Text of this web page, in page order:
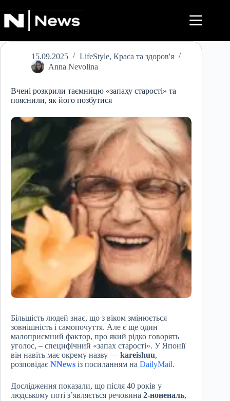
до
вмісту
15.09.2025 LifeStyle, Краса та здоров'я
Anna Nevolina
Вчені розкрили таємницю «запаху старості» та
пояснили, як його позбутися
Більшість людей знає, що з віком змінюється
зовнішність і самопочуття. Але є ще один
малоприємний фактор, про який рідко говорять
уголос, – специфічний «запах старості». У Японії
він навіть має окрему назву — kareishuu,
розповідає NNews із посиланням на DailyMail.
Дослідження показали, що після 40 років у
людському поті з’являється речовина 2-ноненаль,